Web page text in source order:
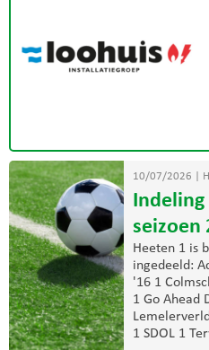
10/07/2026
Indeling
seizoen
Heeten 1 is
ingedeeld:
'16 1
1 Go Ahead
1 SDOL 1